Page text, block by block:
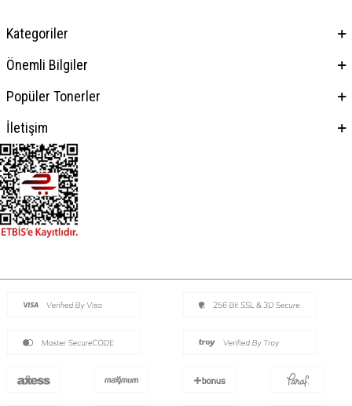
Kategoriler
Önemli Bilgiler
Popüler Tonerler
İletişim